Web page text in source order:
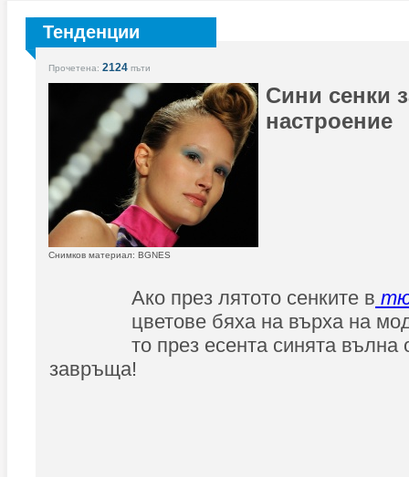
Тенденции
Прочетена: 2124 пъти
Сини сенки
настроение
Снимков материал: BGNES
Ако през лятото сенките в
цветове бяха на върха на
то през есента синята вълна
завръща!